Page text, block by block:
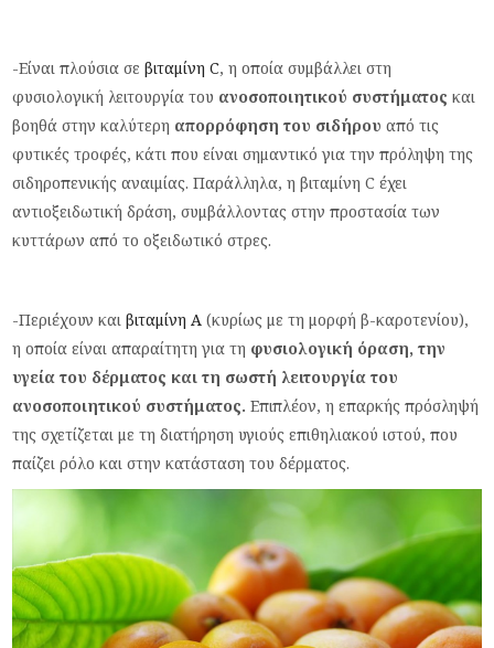
-Είναι πλούσια σεβιταμίνη C, η οποία συμβάλλει στη
φυσιολογική λειτουργία του ανοσοποιητικού συστήματος και
βοηθά στην καλύτερη απορρόφηση του σιδήρου από τις
φυτικές τροφές, κάτι που είναι σημαντικό για την πρόληψη της
σιδηροπενικής αναιμίας. Παράλληλα, η βιταμίνη C έχει
αντιοξειδωτική δράση, συμβάλλοντας στην προστασία των
κυττάρων από το οξειδωτικό στρες.
-Περιέχουν καιβιταμίνη Α (κυρίως με τη μορφή β-καροτενίου),
η οποία είναι απαραίτητη για τη φυσιολογική όραση, την
υγεία του δέρματος και τη σωστή λειτουργία του
ανοσοποιητικού συστήματος. Επιπλέον, η επαρκής πρόσληψή
της σχετίζεται με τη διατήρηση υγιούς επιθηλιακού ιστού, που
παίζει ρόλο και στην κατάσταση του δέρματος.